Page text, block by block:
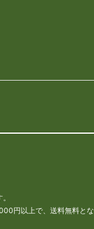
円以上で、送料無料とな